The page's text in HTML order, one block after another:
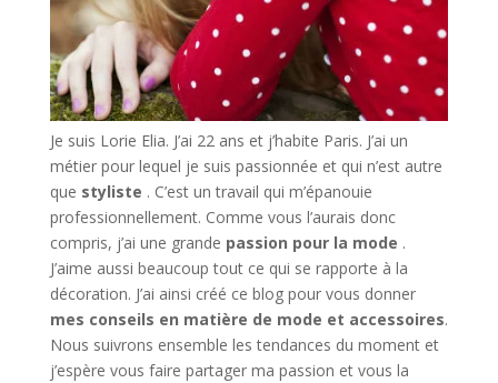
Je suis Lorie Elia. J’ai 22 ans et j’habite Paris. J’ai un
métier pour lequel je suis passionnée et qui n’est autre
que styliste . C’est un travail qui m’épanouie
professionnellement. Comme vous l’aurais donc
compris, j’ai une grande passion pour la mode .
J’aime aussi beaucoup tout ce qui se rapporte à la
décoration. J’ai ainsi créé ce blog pour vous donner
mes conseils en matière de mode et accessoires.
Nous suivrons ensemble les tendances du moment et
j’espère vous faire partager ma passion et vous la